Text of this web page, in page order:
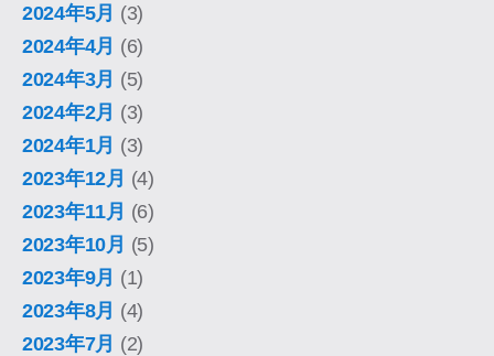
2024年5月 (3)
2024年4月 (6)
2024年3月 (5)
2024年2月 (3)
2024年1月 (3)
2023年12月 (4)
2023年11月 (6)
2023年10月 (5)
2023年9月 (1)
2023年8月 (4)
2023年7月 (2)